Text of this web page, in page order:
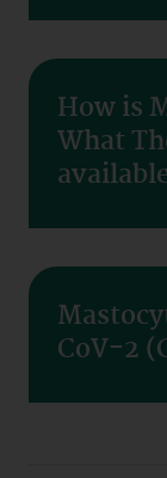
How is
What
CoV-2